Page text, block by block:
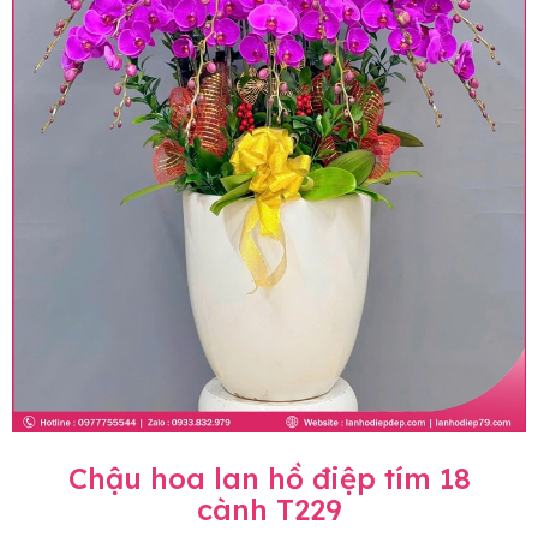
Chậu hoa lan hồ điệp tím 18
cành T229